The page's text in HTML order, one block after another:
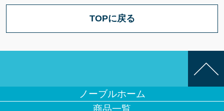
TOPに戻る
ノーブルホーム
商品一覧